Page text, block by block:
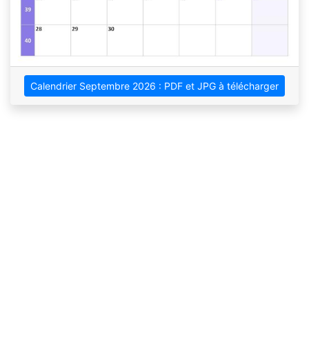
Calendrier Septembre 2026 : PDF et JPG à télécharger